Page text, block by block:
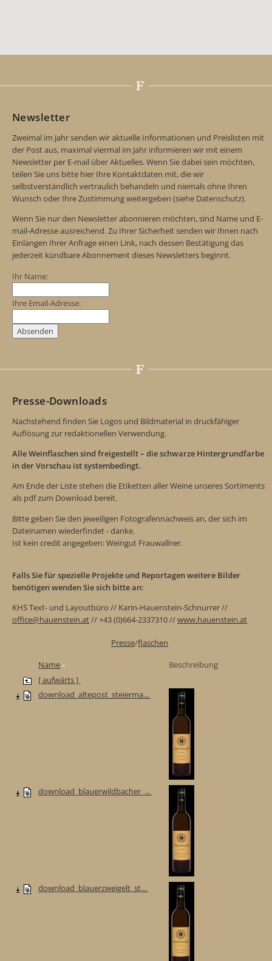
Newsletter
Zweimal im Jahr senden wir aktuelle Informationen und Preislisten mit
der Post aus, maximal viermal im Jahr informieren wir mit einem
Newsletter per E-mail über Aktuelles. Wenn Sie dabei sein möchten,
teilen Sie uns bitte hier Ihre Kontaktdaten mit, die wir
selbstverständlich vertraulich behandeln und niemals ohne Ihren
Wunsch oder Ihre Zustimmung weitergeben (siehe Datenschutz).
Wenn Sie nur den Newsletter abonnieren möchten, sind Name und E-
mail-Adresse ausreichend. Zu Ihrer Sicherheit senden wir Ihnen nach
Einlangen Ihrer Anfrage einen Link, nach dessen Bestätigung das
jederzeit kündbare Abonnement dieses Newsletters beginnt.
Ihr Name:
Ihre Email-Adresse:
Presse-Downloads
Nachstehend finden Sie Logos und Bildmaterial in druckfähiger
Auflösung zur redaktionellen Verwendung.
Alle Weinflaschen sind freigestellt – die schwarze Hintergrundfarbe
in der Vorschau ist systembedingt.
Am Ende der Liste stehen die Etiketten aller Weine unseres Sortiments
als pdf zum Download bereit.
Bitte geben Sie den jeweiligen Fotografennachweis an, der sich im
Dateinamen wiederfindet - danke.
Ist kein credit angegeben: Weingut Frauwallner.
Falls Sie für spezielle Projekte und Reportagen weitere Bilder
benötigen wenden Sie sich bitte an:
KHS Text- und Layoutbüro // Karin-Hauenstein-Schnurrer //
office@hauenstein.at// +43 (0)664-2337310 //www.hauenstein.at
Presse/flaschen
Name
Beschreibung
[ aufwärts ]
download_altepost_steierma...
download_blauerwildbacher_...
download_blauerzweigelt_st...